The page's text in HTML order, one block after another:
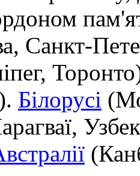
Санкт-
Білорусі